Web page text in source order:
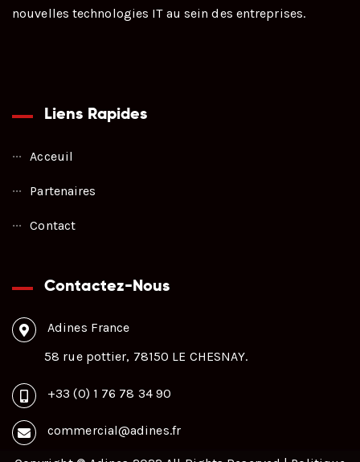
nouvelles technologies IT au sein des entreprises.
Liens Rapides
Acceuil
Partenaires
Contact
Contactez-Nous
Adines France
58 rue pottier, 78150 LE CHESNAY.
+33 (0) 1 76 78 34 90
commercial@adines.fr